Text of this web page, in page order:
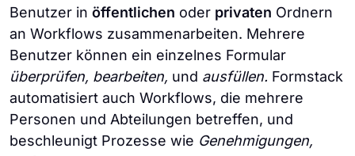
Benutzer in öffentlichen oder privaten Ordnern
an Workflows zusammenarbeiten. Mehrere
Benutzer können ein einzelnes Formular
überprüfen, bearbeiten, und ausfüllen. Formstack
automatisiert auch Workflows, die mehrere
Personen und Abteilungen betreffen, und
beschleunigt Prozesse wie Genehmigungen,